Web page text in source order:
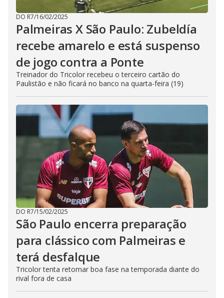
DO R7/16/02/2025
Palmeiras X São Paulo: Zubeldía
recebe amarelo e está suspenso
de jogo contra a Ponte
Treinador do Tricolor recebeu o terceiro cartão do
Paulistão e não ficará no banco na quarta-feira (19)
DO R7/15/02/2025
São Paulo encerra preparação
para clássico com Palmeiras e
terá desfalque
Tricolor tenta retomar boa fase na temporada diante do
rival fora de casa